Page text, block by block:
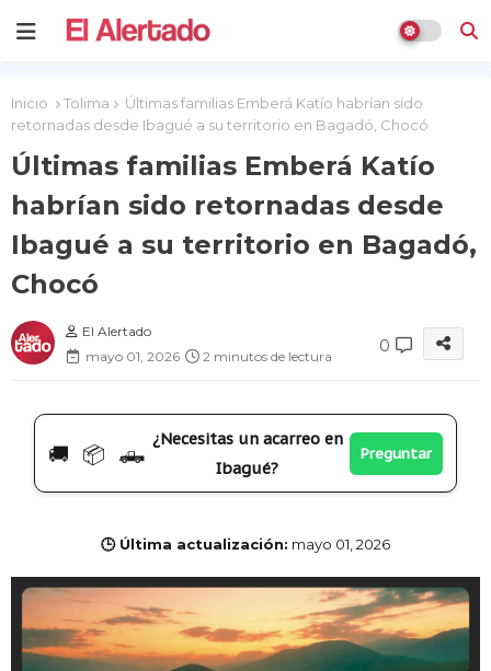
Inicio Tolima
Últimas familias Emberá Katío habrían sido
retornadas desde Ibagué a su territorio en Bagadó, Chocó
Últimas familias Emberá Katío
habrían sido retornadas desde
Ibagué a su territorio en Bagadó,
Chocó
El Alertado
mayo 01, 2026
2 minutos de lectura
0
🚚 📦 🛻
¿Necesitas un acarreo en
Ibagué?
Preguntar
🕒 Última actualización: mayo 01, 2026